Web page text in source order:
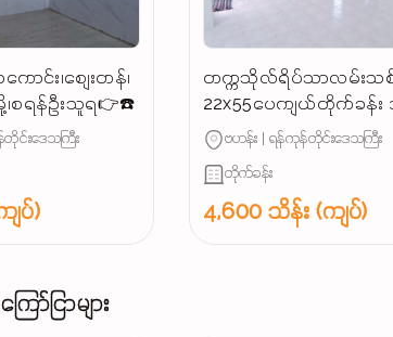
ကောင်း၊စျေးတန်၊
၊စရန်ဦးသူရ👉☎️
တိုင်းဒေသကြီး
ျပ်)
တက္ကသိုလ်ရိပ်သာလမ်းသ
22x55ပေကျယ်တိုက်ခန်း
ရောင်းမည်
ဗဟန်း | ရန်ကုန်တိုင်းဒေသကြီး
တိုက်ခန်း
4,600 သိန်း (ကျပ်)
ော်ငြာများ